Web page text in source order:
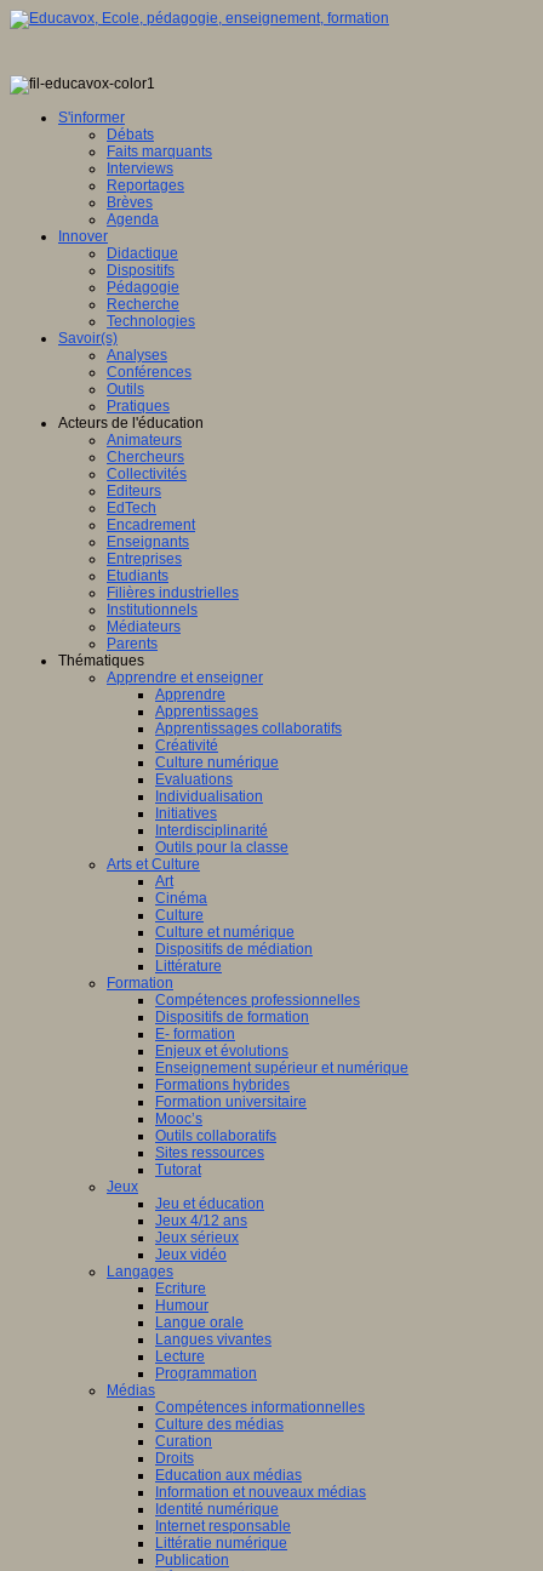
S'informer
Débats
Faits marquants
Interviews
Reportages
Brèves
Agenda
Innover
Didactique
Dispositifs
Pédagogie
Recherche
Technologies
Savoir(s)
Analyses
Conférences
Outils
Pratiques
Acteurs de l'éducation
Animateurs
Chercheurs
Collectivités
Editeurs
EdTech
Encadrement
Enseignants
Entreprises
Etudiants
Filières industrielles
Institutionnels
Médiateurs
Parents
Thématiques
Apprendre et enseigner
Apprendre
Apprentissages
Apprentissages collaboratifs
Créativité
Culture numérique
Evaluations
Individualisation
Initiatives
Interdisciplinarité
Outils pour la classe
Arts et Culture
Art
Cinéma
Culture
Culture et numérique
Dispositifs de médiation
Littérature
Formation
Compétences professionnelles
Dispositifs de formation
E- formation
Enjeux et évolutions
Enseignement supérieur et numérique
Formations hybrides
Formation universitaire
Mooc’s
Outils collaboratifs
Sites ressources
Tutorat
Jeux
Jeu et éducation
Jeux 4/12 ans
Jeux sérieux
Jeux vidéo
Langages
Ecriture
Humour
Langue orale
Langues vivantes
Lecture
Programmation
Médias
Compétences informationnelles
Culture des médias
Curation
Droits
Education aux médias
Information et nouveaux médias
Identité numérique
Internet responsable
Littératie numérique
Publication